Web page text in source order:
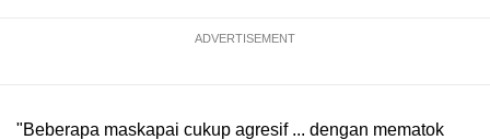
ADVERTISEMENT
"Beberapa maskapai cukup agresif ... dengan mematok